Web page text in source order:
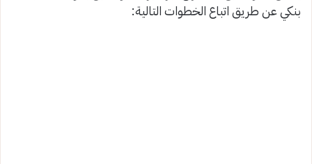
بنكي عن طريق اتباع الخطوات التالية: